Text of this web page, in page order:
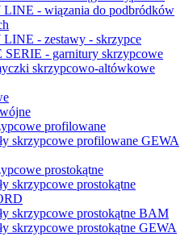
- wiązania do podbródków
- zestawy - skrzypce
- garnitury skrzypcowe
skrzypcowo-altówkowe
profilowane
skrzypcowe profilowane GEWA
prostokątne
skrzypcowe prostokątne
skrzypcowe prostokątne BAM
skrzypcowe prostokątne GEWA